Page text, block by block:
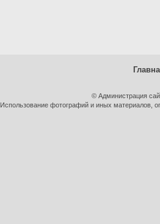
© Администрация
Использование фотографий и иных материалов,